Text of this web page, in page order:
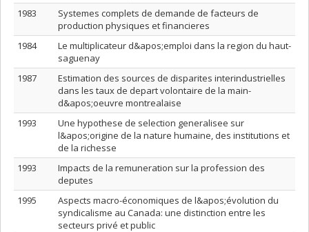
1983
Systemes complets de demande de facteurs de
production physiques et financieres
1984
Le multiplicateur d&apos;emploi dans la region du haut-
saguenay
1987
Estimation des sources de disparites interindustrielles
dans les taux de depart volontaire de la main-
d&apos;oeuvre montrealaise
1993
Une hypothese de selection generalisee sur
l&apos;origine de la nature humaine, des institutions et
de la richesse
1993
Impacts de la remuneration sur la profession des
deputes
1995
Aspects macro-économiques de l&apos;évolution du
syndicalisme au Canada: une distinction entre les
secteurs privé et public